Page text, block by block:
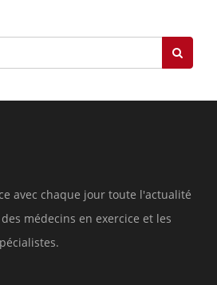
avec chaque jour toute l'actualité
médecins en exercice et les